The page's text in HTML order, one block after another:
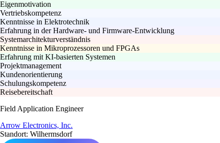
Eigenmotivation
Vertriebskompetenz
Kenntnisse in Elektrotechnik
Erfahrung in der Hardware- und Firmware-Entwicklung
Systemarchitekturverständnis
Kenntnisse in Mikroprozessoren und FPGAs
Erfahrung mit KI-basierten Systemen
Projektmanagement
Kundenorientierung
Schulungskompetenz
Reisebereitschaft
Field Application Engineer
Arrow Electronics, Inc.
Standort: Wilhermsdorf